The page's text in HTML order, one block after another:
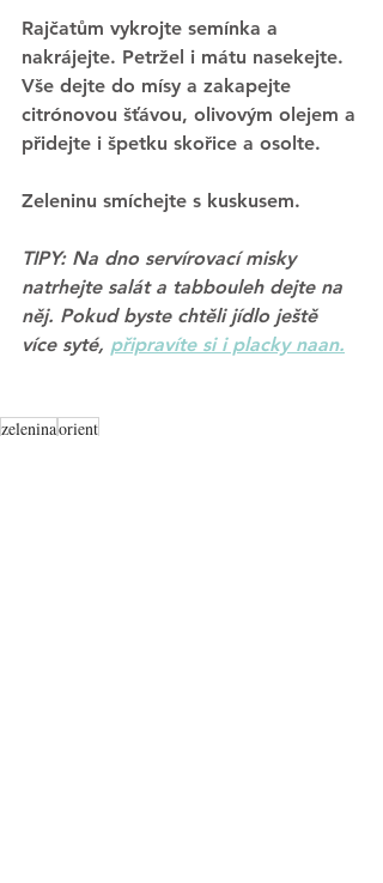
Rajčatům vykrojte semínka a
nakrájejte. Petržel i mátu nasekejte.
Vše dejte do mísy a zakapejte
citrónovou šťávou, olivovým olejem a
přidejte i špetku skořice a osolte.
Zeleninu smíchejte s kuskusem.
TIPY: Na dno servírovací misky
natrhejte salát a tabbouleh dejte na
něj. Pokud byste chtěli jídlo ještě
více syté, připravíte si i placky naan.
zeleninaorient